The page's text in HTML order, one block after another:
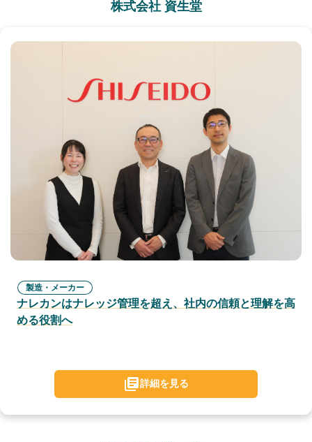
株式会社 資生堂
製造・メーカー
ナレカンはナレッジ管理を超え、社内の信頼と理解を高
める役割へ
詳細を見る